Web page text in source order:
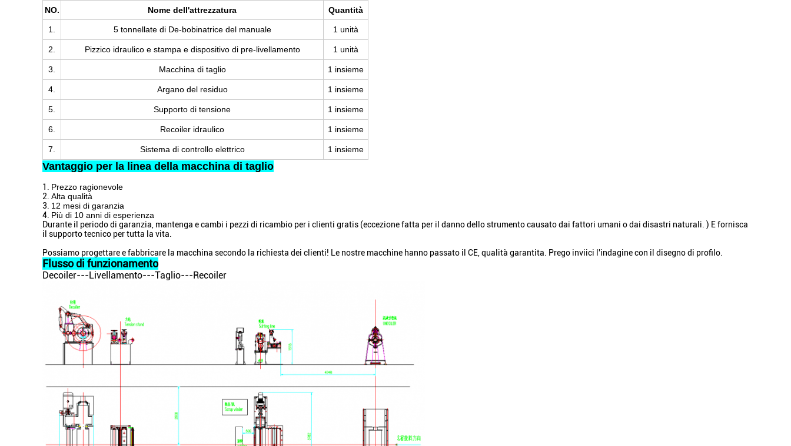
NO. Nome dell'attrezzatura Quantità
1. 5 tonnellate di De-bobinatrice del manuale 1 unità
2. Pizzico idraulico e stampa e dispositivo di pre-livellamento 1 unità
3. Macchina di taglio 1 insieme
4. Argano del residuo 1 insieme
5. Supporto di tensione 1 insieme
6. Recoiler idraulico 1 insieme
7. Sistema di controllo elettrico 1 insieme
Vantaggio per la linea della macchina di taglio
1. Prezzo ragionevole
2. Alta qualità
3. 12 mesi di garanzia
4. Più di 10 anni di esperienza
Durante il periodo di garanzia, mantenga e cambi i pezzi di ricambio per i clienti gratis (eccezione fatta per il danno dello strumento causato dai fattori umani o dai disastri naturali. ) E fornisca
il supporto tecnico per tutta la vita.
Possiamo progettare e fabbricare la macchina secondo la richiesta dei clienti! Le nostre macchine hanno passato il CE, qualità garantita. Prego inviici l'indagine con il disegno di profilo.
Flusso di funzionamento
Decoiler---Livellamento---Taglio---Recoiler